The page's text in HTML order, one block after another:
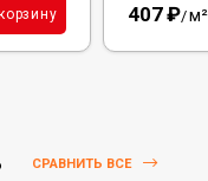
407₽/м²
СРАВНИТЬ ВСЕ